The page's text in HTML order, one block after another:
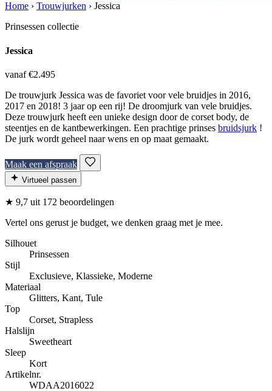
Home › Trouwjurken › Jessica
Prinsessen collectie
Jessica
vanaf €2.495
De trouwjurk Jessica was de favoriet voor vele bruidjes in 2016,
2017 en 2018! 3 jaar op een rij! De droomjurk van vele bruidjes.
Deze trouwjurk heeft een unieke design door de corset body, de
steentjes en de kantbewerkingen. Een prachtige prinses bruidsjurk !
De jurk wordt geheel naar wens en op maat gemaakt.
Maak een afspraak
Virtueel passen
★ 9,7 uit 172 beoordelingen
Vertel ons gerust je budget, we denken graag met je mee.
Silhouet
Prinsessen
Stijl
Exclusieve, Klassieke, Moderne
Materiaal
Glitters, Kant, Tule
Top
Corset, Strapless
Halslijn
Sweetheart
Sleep
Kort
Artikelnr.
WDAA2016022